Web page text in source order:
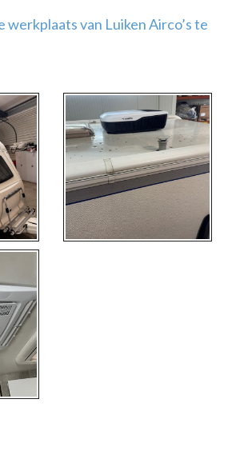
werkplaats van Luiken Airco’s te